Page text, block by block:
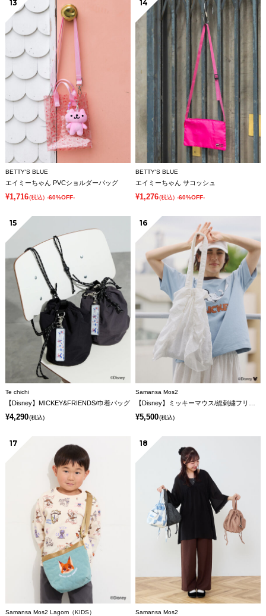
13
BETTY'S BLUE
エイミーちゃん PVCショルダーバッグ
¥1,716(税込) -60%OFF-
14
BETTY'S BLUE
エイミーちゃん サコッシュ
¥1,276(税込) -60%OFF-
15
Te chichi
【Disney】MICKEY&FRIENDS/巾着バッグ
¥4,290(税込)
16
Samansa Mos2
¥5,500(税込)
17
Samansa Mos2 Lagom（KIDS）
18
Samansa Mos2